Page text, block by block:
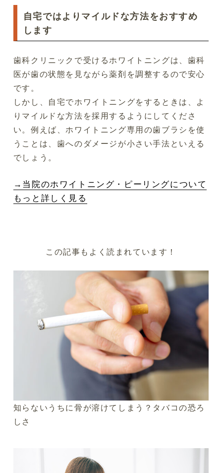
自宅ではよりマイルドな方法をおすすめ
します
歯科クリニックで受けるホワイトニングは、歯科
医が歯の状態を見ながら薬剤を調整するので安心
です。
しかし、自宅でホワイトニングをするときは、よ
りマイルドな方法を採用するようにしてくださ
い。例えば、ホワイトニング専用の歯ブラシを使
うことは、歯へのダメージが小さい手法といえる
でしょう。
→当院のホワイトニング・ピーリングについて
もっと詳しく見る
この記事もよく読まれています！
知らないうちに骨が溶けてしまう？タバコの恐ろ
しさ